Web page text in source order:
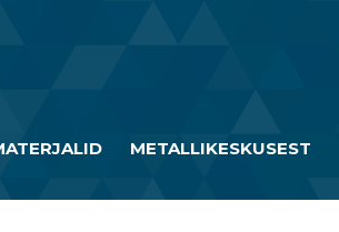
METALLIKESKUSEST